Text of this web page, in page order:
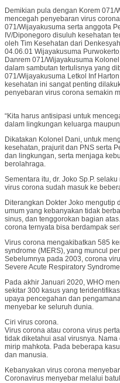
Demikian pula dengan Korem 071/
mencegah penyebaran virus
071/Wijayakusuma serta anggota
IV/Diponegoro disuluh kesehatan
oleh Tim Kesehatan dari
04.06.01 Wijayakusuma
Danrem 071/Wijayakusuma
dalam sambutan tertulisnya yang
071/Wijayakusuma Letkol Inf
kesehatan ini sangat penting
penyebaran virus corona semakin
“Kita harus antisipasi untuk
dalam lingkungan keluarga
Dikatakan Kolonel Dani, untuk
kesehatan, prajurit dan PNS serta
dan lingkungan, serta menjaga
berolahraga.
Sementara itu, dr. Joko Sp.P.
virus corona sudah masuk ke
Diterangkan Dokter Joko mengutip
umum yang kebanyakan tidak
sinus, dan tenggorokan bagian
corona ternyata bisa berdampak
Virus corona mengakibatkan 585
syndrome (MERS), yang muncul
Sebelumnya pada 2003, corona
Severe Acute Respiratory
Pada akhir Januari 2020, WHO
sekitar 300 kasus yang
upaya pencegahan dan
menyebar ke seluruh dunia.
Ciri virus corona.
Virus corona atau corona virus
tidak diketahui asal virusnya.
mirip mahkota. Pada beberapa
dan manusia.
Kebanyakan virus corona
Coronavirus menyebar melalui